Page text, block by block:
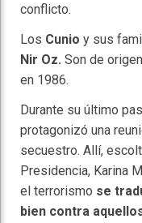
conflicto.
Los Cunio y sus
Nir Oz. Son de origen
en 1986.
Durante su último
protagonizó una
secuestro. Allí,
Presidencia, Karina
el terrorismo se
bien contra